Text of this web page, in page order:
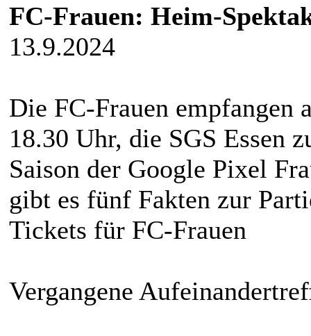
FC-Frauen: Heim-
13.9.2024
Die FC-Frauen empfangen
18.30 Uhr, die SGS Essen
Saison der Google Pixel
gibt es fünf Fakten zur
Tickets für FC-Frauen
Vergangene